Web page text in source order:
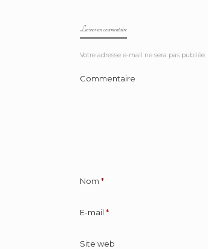
Laisser un commentaire
Votre adresse e-mail ne sera pas publiée.
Commentaire
Nom *
E-mail *
Site web